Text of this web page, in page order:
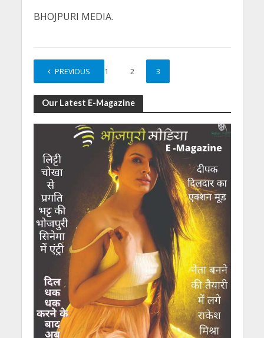
BHOJPURI MEDIA.
PREVIOUS 1 2 3
Our Latest E-Magazine